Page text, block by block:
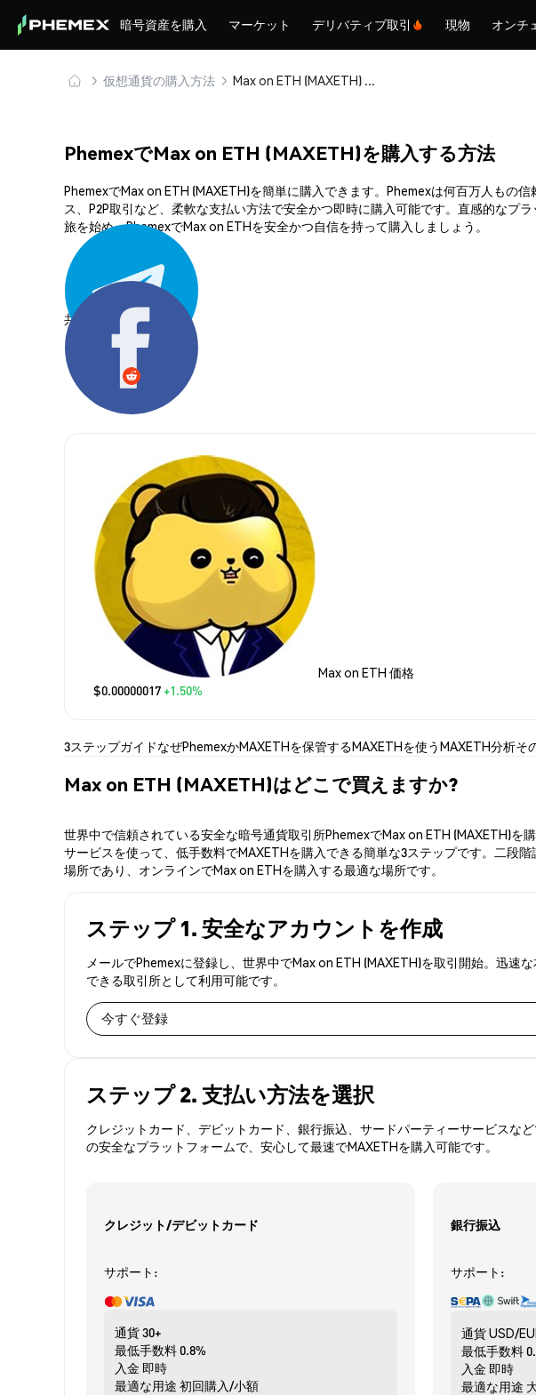
暗号資産を購入 マーケット デリバティブ取引 現物 オンチ
仮想通貨の購入方法 Max on ETH (MAXETH) を安全に購入・保管
PhemexでMax on ETH (MAXETH)を購入する方法
PhemexでMax on ETH (MAXETH)を簡単に購入できます。Phemexは何百万人もの
ス、P2P取引など、柔軟な支払い方法で安全かつ即時に購入可能です。直感的なプ
旅を始め、PhemexでMax on ETHを安全かつ自信を持って購入しましょう。
共有する:
Max on ETH 価格
$0.00000017+1.50%
3ステップガイドなぜPhemexかMAXETHを保管するMAXETHを使うMAXETH分析そ
Max on ETH (MAXETH)はどこで買えますか?
世界中で信頼されている安全な暗号通貨取引所PhemexでMax on ETH (MAXETH)
サービスを使って、低手数料でMAXETHを購入できる簡単な3ステップです。二段
場所であり、オンラインでMax on ETHを購入する最適な場所です。
ステップ 1. 安全なアカウントを作成
メールでPhemexに登録し、世界中でMax on ETH (MAXETH)を取引開始。迅
できる取引所として利用可能です。
今すぐ登録
ステップ 2. 支払い方法を選択
クレジットカード、デビットカード、銀行振込、サードパーティーサービスな
の安全なプラットフォームで、安心して最速でMAXETHを購入可能です。
クレジット/デビットカード
サポート:
通貨30+
最低手数料0.8%
入金 即時
最適な用途 初回購入/小額
銀行振込
サポート:
通貨USD/
最低手数料
入金 即時
最適な用途